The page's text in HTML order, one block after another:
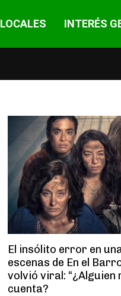
LOCALES INTERÉS
El insólito error en
escenas de En el
volvió viral: “¿Alguien
cuenta?